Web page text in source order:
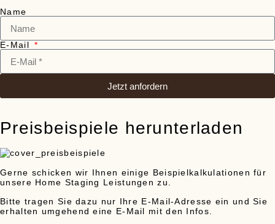
Name
E-Mail
Jetzt anfordern
Preisbeispiele herunterladen
Gerne schicken wir Ihnen einige Beispielkalkulationen für
unsere Home Staging Leistungen zu.
Bitte tragen Sie dazu nur Ihre E-Mail-Adresse ein und Sie
erhalten umgehend eine E-Mail mit den Infos.